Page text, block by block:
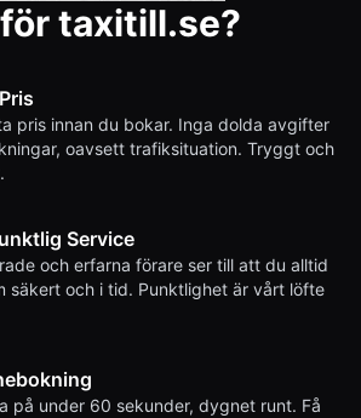
taxitill.se?
pris innan du bokar. Inga dolda avgifter
oavsett trafiksituation. Tryggt och
Service
och erfarna förare ser till att du alltid
säkert och i tid. Punktlighet är vårt löfte
på under 60 sekunder, dygnet runt. Få